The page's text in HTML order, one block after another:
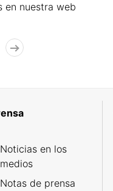
en nuestra web
Noticias en los
medios
Notas de prensa